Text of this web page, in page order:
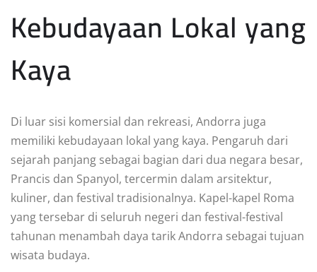
Kebudayaan Lokal yang
Kaya
Di luar sisi komersial dan rekreasi, Andorra juga
memiliki kebudayaan lokal yang kaya. Pengaruh dari
sejarah panjang sebagai bagian dari dua negara besar,
Prancis dan Spanyol, tercermin dalam arsitektur,
kuliner, dan festival tradisionalnya. Kapel-kapel Roma
yang tersebar di seluruh negeri dan festival-festival
tahunan menambah daya tarik Andorra sebagai tujuan
wisata budaya.